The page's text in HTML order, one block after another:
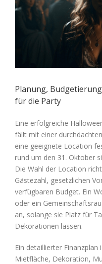
Planung,
für die Party
Eine erfolgreiche
fällt mit einer
eine geeignete Location
rund um den 31. Oktober
Die Wahl der Location
Gästezahl, gesetzlichen
verfügbaren Budget. Ein
oder ein
an, solange sie Platz für
Dekorationen lassen.
Ein detaillierter
Mietfläche, Dekoration,